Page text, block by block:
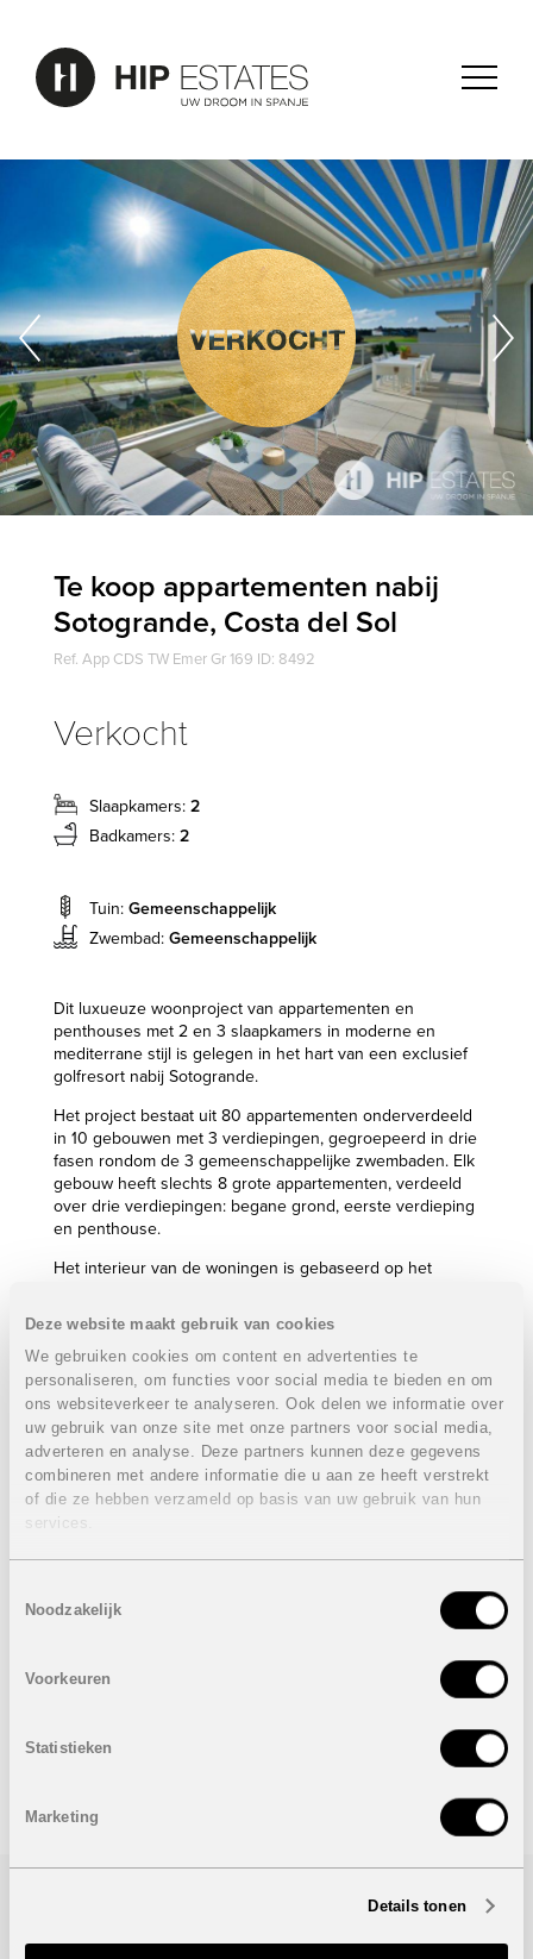
Deze website maakt gebruik van cookies
We gebruiken cookies om content en advertenties te
personaliseren, om functies voor social media te bieden en om
ons websiteverkeer te analyseren. Ook delen we informatie over
uw gebruik van onze site met onze partners voor social media,
adverteren en analyse. Deze partners kunnen deze gegevens
combineren met andere informatie die u aan ze heeft verstrekt
of die ze hebben verzameld op basis van uw gebruik van hun
services.
Noodzakelijk
Voorkeuren
Statistieken
Marketing
Details tonen
Te koop appartementen nabij
Sotogrande, Costa del Sol
Ref. App CDS TW Emer Gr 169 ID: 8492
Verkocht
Slaapkamers: 2
Badkamers: 2
Tuin: Gemeenschappelijk
Zwembad: Gemeenschappelijk
Dit luxueuze woonproject van appartementen en
penthouses met 2 en 3 slaapkamers in moderne en
mediterrane stijl is gelegen in het hart van een exclusief
golfresort nabij Sotogrande.
Het project bestaat uit 80 appartementen onderverdeeld
in 10 gebouwen met 3 verdiepingen, gegroepeerd in drie
fasen rondom de 3 gemeenschappelijke zwembaden. Elk
gebouw heeft slechts 8 grote appartementen, verdeeld
over drie verdiepingen: begane grond, eerste verdieping
en penthouse.
Het interieur van de woningen is gebaseerd op het
voorkeur wordt gegeven aan een ruime woonkamer die
uitkomt op een groot open terras en die beiden volledig
worden geïntegreerd in de beboste omgeving. Er wordt
optimaal gebruikgemaakt van de ligging op het zuiden en
van het uitzicht op de golfbaan en de zee.
De woningen zijn uitgerust met hoogwaardige materialen
en beschikken over vloertegels in groot formaat, grote
ramen, een keuken uitgerust met alle elektrische
toestellen, verlichting in alle kamers, ingemaakte kasten
meer. De woning heeft de meest effectieve thermische
Ondergrondse parkeerplaats en berging is bij de prijs
inbegrepen.